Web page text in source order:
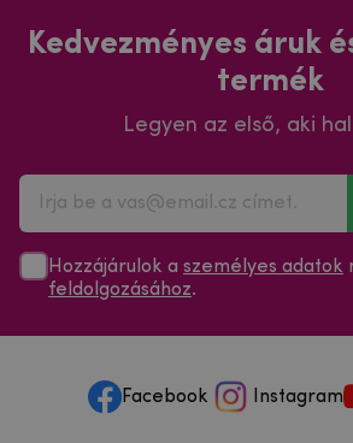
Kedvezményes áruk
termék
Legyen az első, aki
Hozzájárulok a személyes adatok
feldolgozásához.
Facebook Instagram